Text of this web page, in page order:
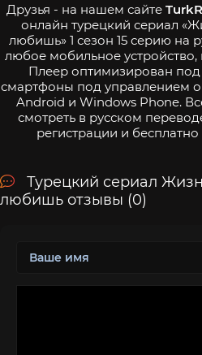
Друзья - на нашем сайте
онлайн турецкий сериал
любишь» 1 сезон 15 серию на
любое мобильное
Плеер оптимизирован
смартфоны под управлением
Android и Windows Phone.
смотреть в русском
регистрации и бесплатно
Турецкий сериал
любишь отзывы (0)